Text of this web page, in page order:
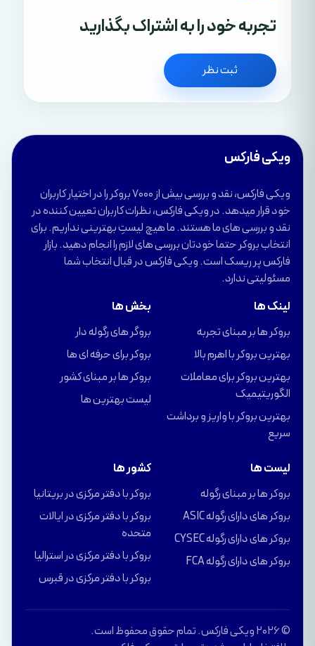
تجربه خود را به اشتراک بگذارید
ثبت نظر
ویکی فارکس
ویکی فارکس، نقد و بررسی بیش از 7000 بروکر را در اختیار کاربران
خود قرار میدهد. در ویکی فارکس، نظرات کاربران تعیین کننده در
نقد و بررسی های ما هستند. ما هیچ لیستِ بهترینی نداریم. برای
انتخاب بروکر حتما خودتان بررسی های لازم را انجام دهید. بازار
فارکس پر ریسک است. ویکی فارکس در قبال انتخاب شما
مسئولیتی ندارد.
لینک ها
بروکر ها بر مبنای تجربه
بهترین بروکر با اهرم بالا
بهترین بروکر برای معاملات
الگوریتیمیک
بهترین بروکر با واریز و برداشت
سریع
بخش ها
بروگر های رگوله دار
بروکر برای حرفه ای ها
بروکر ها بر مبنای کشور
لیست بهترین ها
لیست ها
بروکر ها بر مبنای رگوله
بروکر های دارای رگوله ASIC
بروکر های دارای رگوله CYSEC
بروکر های دارای رگوله FCA
کشور ها
بروکر با دفتر مرکزی در بریتانیا
بروکر با دفتر مرکزی در ایالات
متحده
بروکر با دفتر مرکزی در استرالیا
بروکر با دفتر مرکزی در قبرس
© 2026 ویکی فارکس. تمام حقوق محفوظ است.